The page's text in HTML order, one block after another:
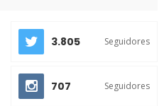
3.805 Seguidores
707 Seguidores